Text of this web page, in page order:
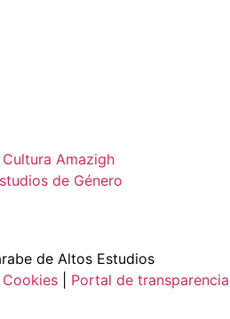
Amazigh
de Género
de Altos Estudios
Cookies
Portal de transparencia